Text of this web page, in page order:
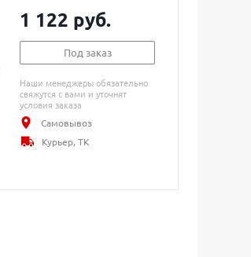
1 122 руб.
Под заказ
Наши менеджеры обязательно
свяжутся с вами и уточнят
условия заказа
Самовывоз
Курьер, ТК